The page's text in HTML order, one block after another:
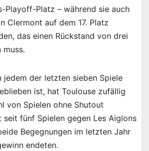
Playoff-Platz – während sie auch
Clermont auf dem 17. Platz
das einen Rückstand von drei
muss.
jedem der letzten sieben Spiele
ist, hat Toulouse zufällig
von Spielen ohne Shutout
fünf Spielen gegen Les Aiglons
Begegnungen im letzten Jahr
endeten.